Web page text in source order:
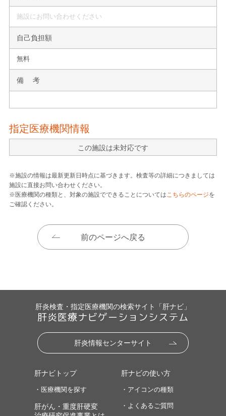
施設にお問い合わせください
自己負担額
無料
備 考
指定医療機関情報
この施設は未対応です
※施設の情報は最新更新日時点に基づきます。検査等の詳細につきましては
施設に直接お問い合わせください。
※医療機関の種類と、対象の施設でできることについてはこちらのページを
ご確認ください。
前のページへ戻る
肝炎検査・指定医療機関の検索サイト「肝ナビ」
肝炎医療ナビゲーションシステム
肝炎情報センターサイト
肝ナビトップ
・医療機関を探す
肝がん・重度肝硬変
肝ナビの使い方
・アイコンの種類
・よくあるご質問